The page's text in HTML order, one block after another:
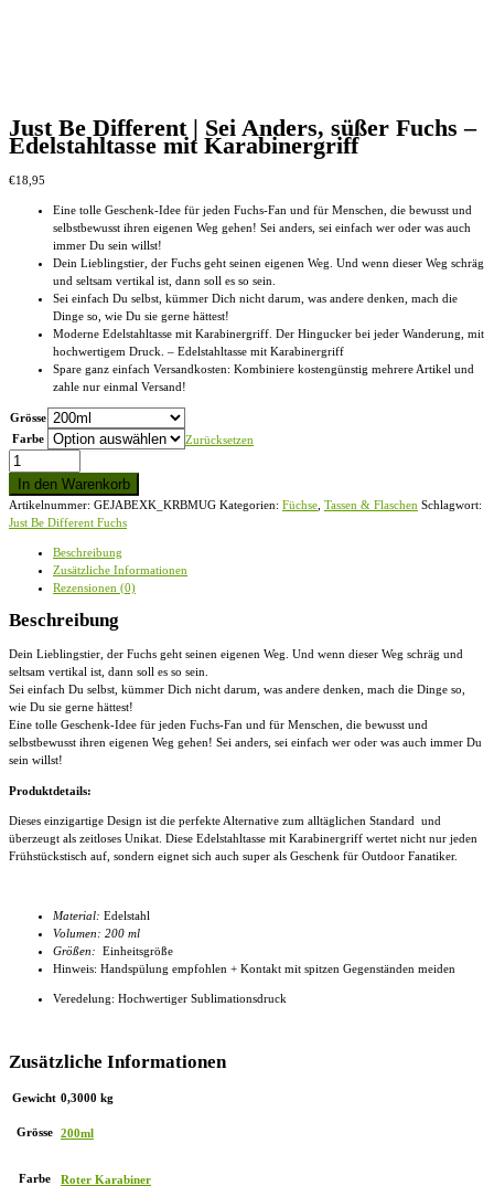
Just Be Different | Sei Anders, süßer Fuchs –
Edelstahltasse mit Karabinergriff
€18,95
Eine tolle Geschenk-Idee für jeden Fuchs-Fan und für Menschen, die bewusst und
selbstbewusst ihren eigenen Weg gehen! Sei anders, sei einfach wer oder was auch
immer Du sein willst!
Dein Lieblingstier, der Fuchs geht seinen eigenen Weg. Und wenn dieser Weg schräg
und seltsam vertikal ist, dann soll es so sein.
Sei einfach Du selbst, kümmer Dich nicht darum, was andere denken, mach die
Dinge so, wie Du sie gerne hättest!
Moderne Edelstahltasse mit Karabinergriff. Der Hingucker bei jeder Wanderung, mit
hochwertigem Druck. – Edelstahltasse mit Karabinergriff
Spare ganz einfach Versandkosten: Kombiniere kostengünstig mehrere Artikel und
zahle nur einmal Versand!
Grösse
Farbe
Zurücksetzen
Just
Be
Different
|
Sei
Edelstahltasse
Karabinergriff
Menge
In den Warenkorb
Artikelnummer: GEJABEXK_KRBMUG Kategorien: Füchse Tassen & Flaschen Schlagwort:
Just Be Different Fuchs
Beschreibung
Zusätzliche Informationen
Rezensionen (0)
Beschreibung
Dein Lieblingstier, der Fuchs geht seinen eigenen Weg. Und wenn dieser Weg schräg und
seltsam vertikal ist, dann soll es so sein.
Sei einfach Du selbst, kümmer Dich nicht darum, was andere denken, mach die Dinge so,
wie Du sie gerne hättest!
Eine tolle Geschenk-Idee für jeden Fuchs-Fan und für Menschen, die bewusst und
selbstbewusst ihren eigenen Weg gehen! Sei anders, sei einfach wer oder was auch immer Du
sein willst!
Produktdetails:
Dieses einzigartige Design ist die perfekte Alternative zum alltäglichen Standard und
überzeugt als zeitloses Unikat. Diese Edelstahltasse mit Karabinergriff wertet nicht nur jeden
Frühstückstisch auf, sondern eignet sich auch super als Geschenk für Outdoor Fanatiker.
Material: Edelstahl
Volumen: 200 ml
Größen: Einheitsgröße
Hinweis: Handspülung empfohlen + Kontakt mit spitzen Gegenständen meiden
Veredelung: Hochwertiger Sublimationsdruck
Zusätzliche Informationen
Gewicht 0,3000 kg
Grösse 200ml
Farbe Roter Karabiner